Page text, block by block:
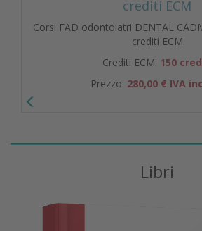
crediti ECM
Corsi FAD odontoiatri DENTAL
crediti ECM
Crediti ECM: 150
Prezzo: 280,00 € IVA
Libri